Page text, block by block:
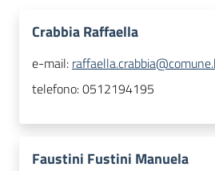
Crabbia Raffaella
e-mail:
telefono:0512194195
Faustini Fustini Manuela